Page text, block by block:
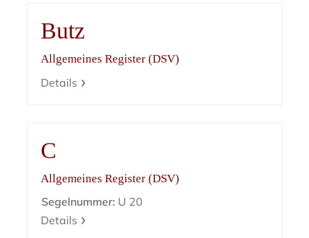
Butz
Allgemeines Register (DSV)
Details
C
Allgemeines Register (DSV)
Segelnummer: U 20
Details